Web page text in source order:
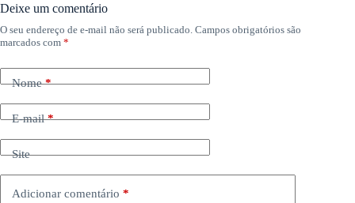
Deixe um comentário
O seu endereço de e-mail não será publicado. Campos obrigatórios são
marcados com *
Nome*
E-mail*
Site
Adicionar comentário *